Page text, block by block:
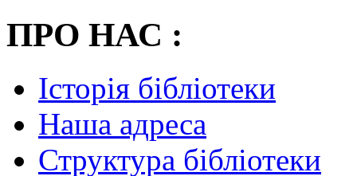
ПРО НАС :
Історія бібліотеки
Наша адреса
Структура бібліотеки